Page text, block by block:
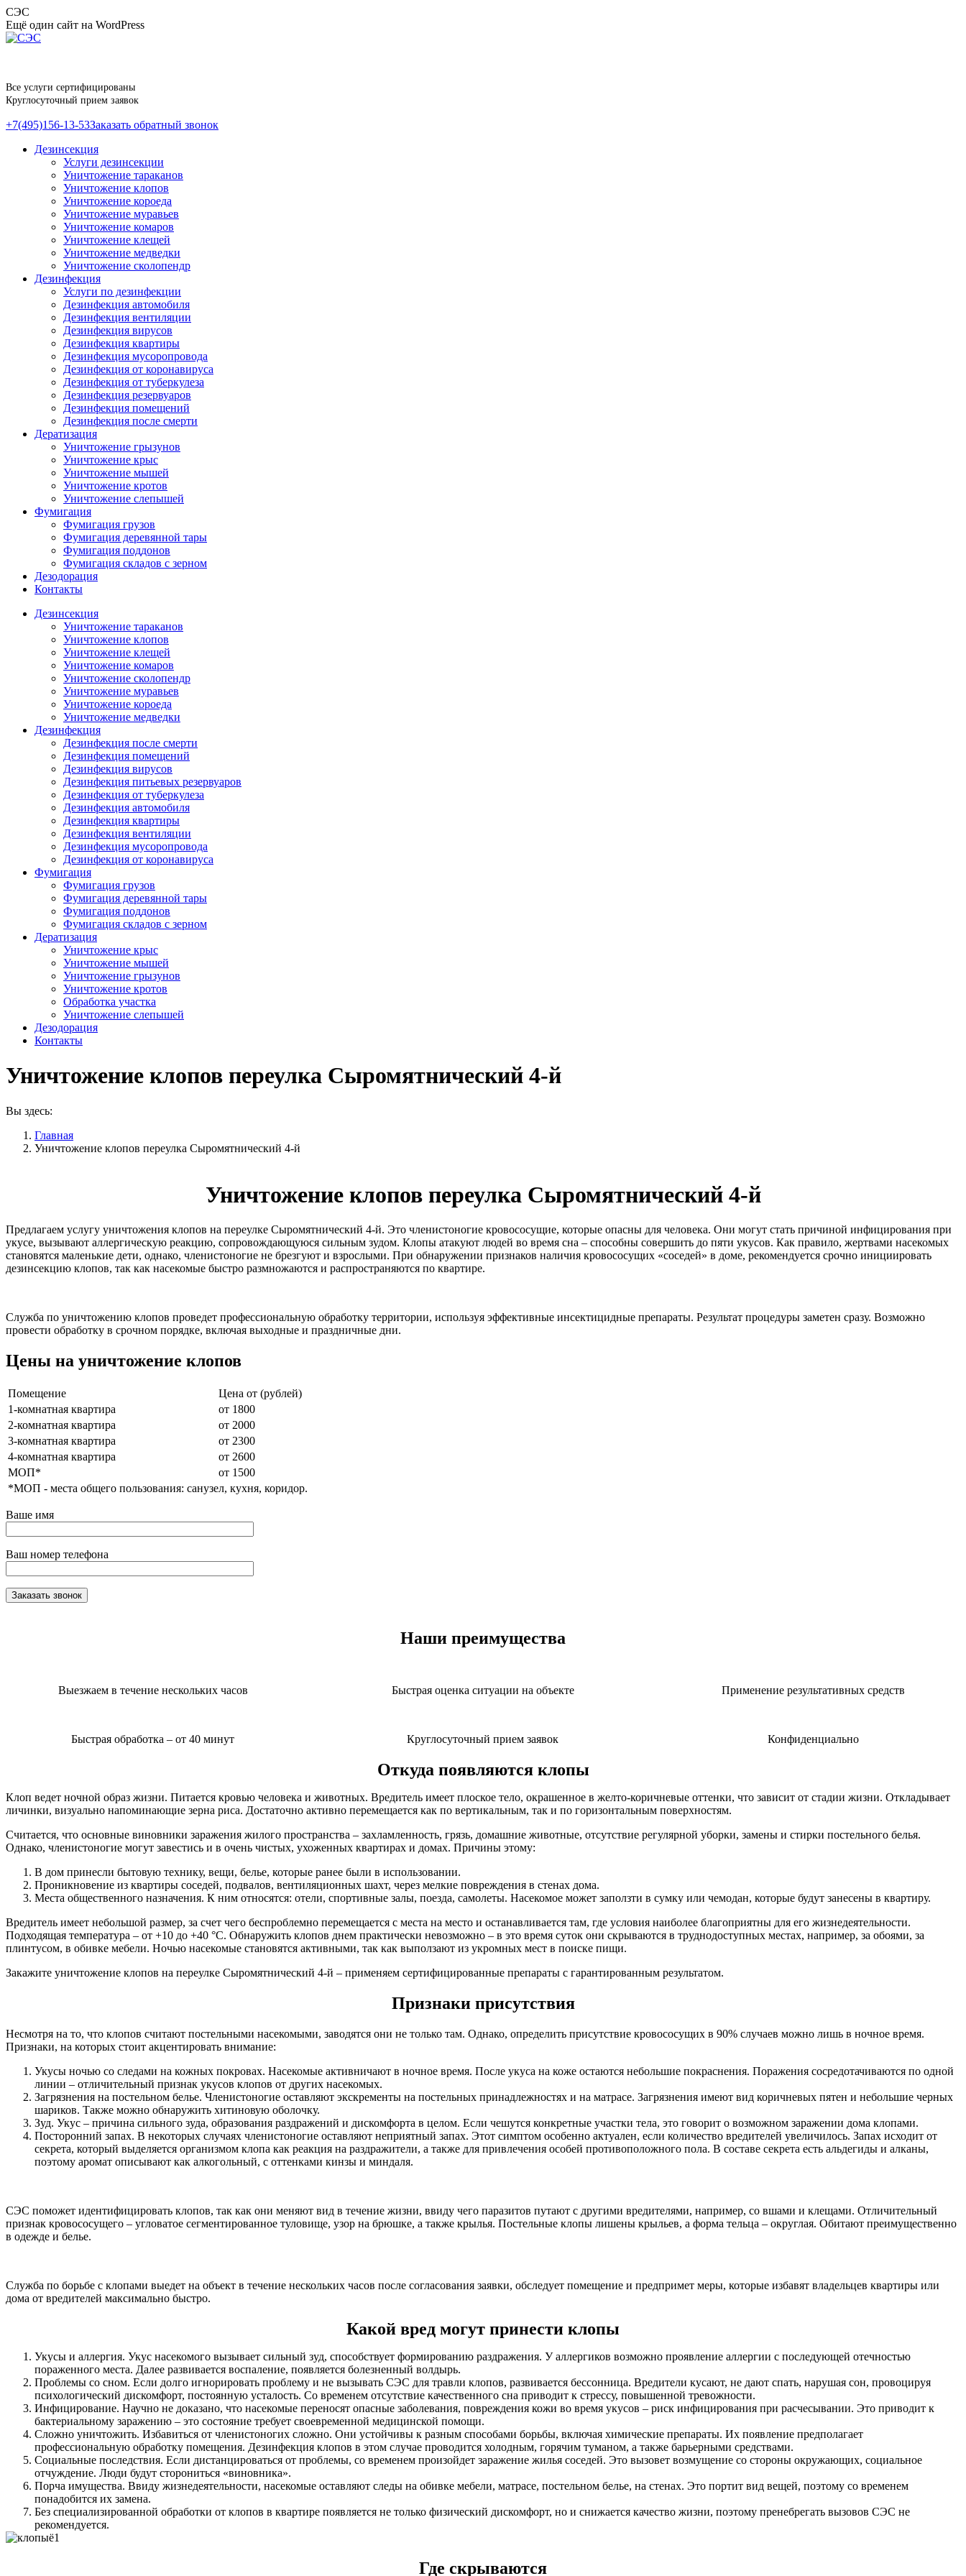
Перейти
к
содержанию
СЭС
Ещё один сайт на WordPress
Все услуги сертифицированы
Круглосуточный прием заявок
+7(495)156-13-53Заказать обратный звонок
Дезинсекция
Услуги дезинсекции
Уничтожение тараканов
Уничтожение клопов
Уничтожение короеда
Уничтожение муравьев
Уничтожение комаров
Уничтожение клещей
Уничтожение медведки
Уничтожение сколопендр
Дезинфекция
Услуги по дезинфекции
Дезинфекция автомобиля
Дезинфекция вентиляции
Дезинфекция вирусов
Дезинфекция квартиры
Дезинфекция мусоропровода
Дезинфекция от коронавируса
Дезинфекция от туберкулеза
Дезинфекция резервуаров
Дезинфекция помещений
Дезинфекция после смерти
Дератизация
Уничтожение грызунов
Уничтожение крыс
Уничтожение мышей
Уничтожение кротов
Уничтожение слепышей
Фумигация
Фумигация грузов
Фумигация деревянной тары
Фумигация поддонов
Фумигация складов с зерном
Дезодорация
Контакты
Дезинсекция
Уничтожение тараканов
Уничтожение клопов
Уничтожение клещей
Уничтожение комаров
Уничтожение сколопендр
Уничтожение муравьев
Уничтожение короеда
Уничтожение медведки
Дезинфекция
Дезинфекция после смерти
Дезинфекция помещений
Дезинфекция вирусов
Дезинфекция питьевых резервуаров
Дезинфекция от туберкулеза
Дезинфекция автомобиля
Дезинфекция квартиры
Дезинфекция вентиляции
Дезинфекция мусоропровода
Дезинфекция от коронавируса
Фумигация
Фумигация грузов
Фумигация деревянной тары
Фумигация поддонов
Фумигация складов с зерном
Дератизация
Уничтожение крыс
Уничтожение мышей
Уничтожение грызунов
Уничтожение кротов
Обработка участка
Уничтожение слепышей
Дезодорация
Контакты
Уничтожение клопов переулка Сыромятнический 4-й
Вы здесь:
Главная
Уничтожение клопов переулка Сыромятнический 4-й
Уничтожение клопов переулка Сыромятнический 4-й
Предлагаем услугу уничтожения клопов на переулке Сыромятнический 4-й. Это членистоногие кровососущие, которые опасны для человека. Они могут стать причиной инфицирования при
укусе, вызывают аллергическую реакцию, сопровождающуюся сильным зудом. Клопы атакуют людей во время сна – способны совершить до пяти укусов. Как правило, жертвами насекомых
становятся маленькие дети, однако, членистоногие не брезгуют и взрослыми. При обнаружении признаков наличия кровососущих «соседей» в доме, рекомендуется срочно инициировать
дезинсекцию клопов, так как насекомые быстро размножаются и распространяются по квартире.
Служба по уничтожению клопов проведет профессиональную обработку территории, используя эффективные инсектицидные препараты. Результат процедуры заметен сразу. Возможно
провести обработку в срочном порядке, включая выходные и праздничные дни.
Цены на уничтожение клопов
Помещение
Цена от (рублей)
1-комнатная квартира
от 1800
2-комнатная квартира
от 2000
3-комнатная квартира
от 2300
4-комнатная квартира
от 2600
МОП*
от 1500
*МОП - места общего пользования: санузел, кухня, коридор.
Ваше имя
Ваш номер телефона
Наши преимущества
Выезжаем в течение нескольких часов Быстрая оценка ситуации на объекте Применение результативных средств
Быстрая обработка – от 40 минут Круглосуточный прием заявок Конфиденциально
Откуда появляются клопы
Клоп ведет ночной образ жизни. Питается кровью человека и животных. Вредитель имеет плоское тело, окрашенное в желто-коричневые оттенки, что зависит от стадии жизни. Откладывает
личинки, визуально напоминающие зерна риса. Достаточно активно перемещается как по вертикальным, так и по горизонтальным поверхностям.
Считается, что основные виновники заражения жилого пространства – захламленность, грязь, домашние животные, отсутствие регулярной уборки, замены и стирки постельного белья.
Однако, членистоногие могут завестись и в очень чистых, ухоженных квартирах и домах. Причины этому:
В дом принесли бытовую технику, вещи, белье, которые ранее были в использовании.
Проникновение из квартиры соседей, подвалов, вентиляционных шахт, через мелкие повреждения в стенах дома.
Места общественного назначения. К ним относятся: отели, спортивные залы, поезда, самолеты. Насекомое может заползти в сумку или чемодан, которые будут занесены в квартиру.
Вредитель имеет небольшой размер, за счет чего беспроблемно перемещается с места на место и останавливается там, где условия наиболее благоприятны для его жизнедеятельности.
Подходящая температура – от +10 до +40 °С. Обнаружить клопов днем практически невозможно – в это время суток они скрываются в труднодоступных местах, например, за обоями, за
плинтусом, в обивке мебели. Ночью насекомые становятся активными, так как выползают из укромных мест в поиске пищи.
Закажите уничтожение клопов на переулке Сыромятнический 4-й – применяем сертифицированные препараты с гарантированным результатом.
Признаки присутствия
Несмотря на то, что клопов считают постельными насекомыми, заводятся они не только там. Однако, определить присутствие кровососущих в 90% случаев можно лишь в ночное время.
Признаки, на которых стоит акцентировать внимание:
Укусы ночью со следами на кожных покровах. Насекомые активничают в ночное время. После укуса на коже остаются небольшие покраснения. Поражения сосредотачиваются по одной
линии – отличительный признак укусов клопов от других насекомых.
Загрязнения на постельном белье. Членистоногие оставляют экскременты на постельных принадлежностях и на матрасе. Загрязнения имеют вид коричневых пятен и небольшие черных
шариков. Также можно обнаружить хитиновую оболочку.
Зуд. Укус – причина сильного зуда, образования раздражений и дискомфорта в целом. Если чешутся конкретные участки тела, это говорит о возможном заражении дома клопами.
Посторонний запах. В некоторых случаях членистоногие оставляют неприятный запах. Этот симптом особенно актуален, если количество вредителей увеличилось. Запах исходит от
секрета, который выделяется организмом клопа как реакция на раздражители, а также для привлечения особей противоположного пола. В составе секрета есть альдегиды и алканы,
поэтому аромат описывают как алкогольный, с оттенками кинзы и миндаля.
СЭС поможет идентифицировать клопов, так как они меняют вид в течение жизни, ввиду чего паразитов путают с другими вредителями, например, со вшами и клещами. Отличительный
признак кровососущего – угловатое сегментированное туловище, узор на брюшке, а также крылья. Постельные клопы лишены крыльев, а форма тельца – округлая. Обитают преимущественно
в одежде и белье.
Служба по борьбе с клопами выедет на объект в течение нескольких часов после согласования заявки, обследует помещение и предпримет меры, которые избавят владельцев квартиры или
дома от вредителей максимально быстро.
Какой вред могут принести клопы
Укусы и аллергия. Укус насекомого вызывает сильный зуд, способствует формированию раздражения. У аллергиков возможно проявление аллергии с последующей отечностью
пораженного места. Далее развивается воспаление, появляется болезненный волдырь.
Проблемы со сном. Если долго игнорировать проблему и не вызывать СЭС для травли клопов, развивается бессонница. Вредители кусают, не дают спать, нарушая сон, провоцируя
психологический дискомфорт, постоянную усталость. Со временем отсутствие качественного сна приводит к стрессу, повышенной тревожности.
Инфицирование. Научно не доказано, что насекомые переносят опасные заболевания, повреждения кожи во время укусов – риск инфицирования при расчесывании. Это приводит к
бактериальному заражению – это состояние требует своевременной медицинской помощи.
Сложно уничтожить. Избавиться от членистоногих сложно. Они устойчивы к разным способами борьбы, включая химические препараты. Их появление предполагает
профессиональную обработку помещения. Дезинфекция клопов в этом случае проводится холодным, горячим туманом, а также барьерными средствами.
Социальные последствия. Если дистанцироваться от проблемы, со временем произойдет заражение жилья соседей. Это вызовет возмущение со стороны окружающих, социальное
отчуждение. Люди будут сторониться «виновника».
Порча имущества. Ввиду жизнедеятельности, насекомые оставляют следы на обивке мебели, матрасе, постельном белье, на стенах. Это портит вид вещей, поэтому со временем
понадобится их замена.
Без специализированной обработки от клопов в квартире появляется не только физический дискомфорт, но и снижается качество жизни, поэтому пренебрегать вызовов СЭС не
рекомендуется.
Где скрываются